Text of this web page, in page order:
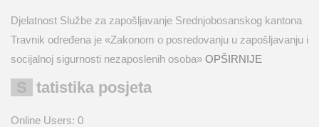
Djelatnost Službe za zapošljavanje Srednjobosanskog kantona
Travnik određena je «Zakonom o posredovanju u zapošljavanju i
socijalnoj sigurnosti nezaposlenih osoba» OPŠIRNIJE
Statistika posjeta
Online Users: 0